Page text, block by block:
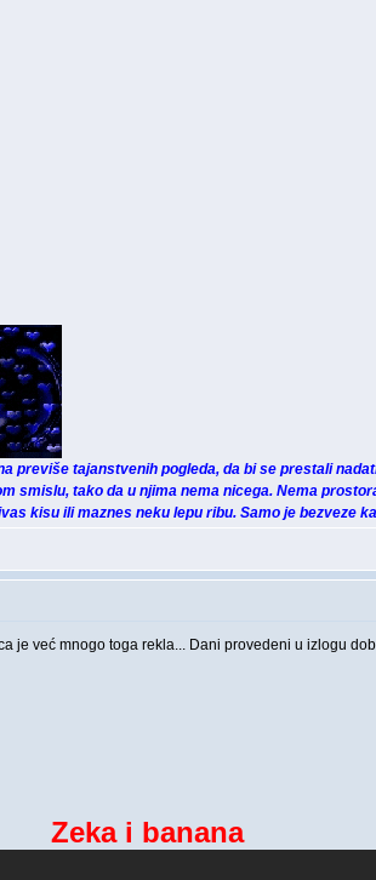
previše tajanstvenih pogleda, da bi se prestali
smislu, tako da u njima nema nicega. Nema
kisu ili maznes neku lepu ribu. Samo je bezveze
je već mnogo toga rekla... Dani provedeni u izlogu
Zeka i banana